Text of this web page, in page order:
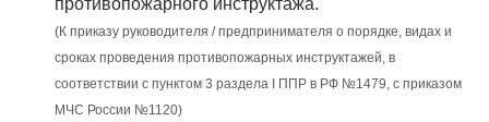
противопожарного инструктажа.
(К приказу руководителя / предпринимателя о порядке, видах и
сроках проведения противопожарных инструктажей, в
соответствии с пунктом 3 раздела I ППР в РФ №1479, с приказом
МЧС России №1120)